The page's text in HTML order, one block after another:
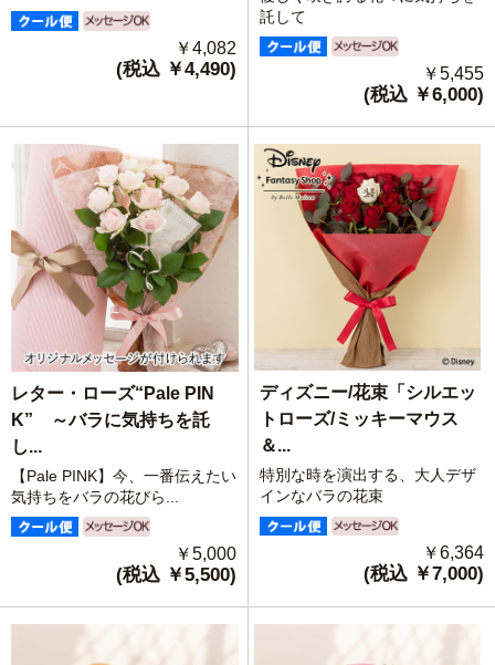
￥4,082
(税込 ￥4,490)
託して
￥5,455
(税込 ￥6,000)
レター・ローズ“Pale PIN
K” ～バラに気持ちを託
し...
【Pale PINK】今、一番伝えたい
気持ちをバラの花びら...
￥5,000
(税込 ￥5,500)
ディズニー/花束「シルエッ
トローズ/ミッキーマウス
＆...
特別な時を演出する、大人デザ
インなバラの花束
￥6,364
(税込 ￥7,000)